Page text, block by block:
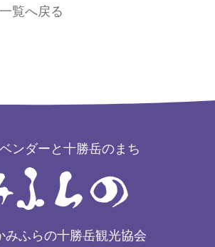
一覧へ戻る
ンダーと十勝岳のまち
みふらの十勝岳観光協会